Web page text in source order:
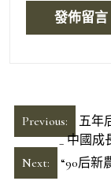
文
章
導
Previous:
五年
_ 中國成
Next:
“90后新